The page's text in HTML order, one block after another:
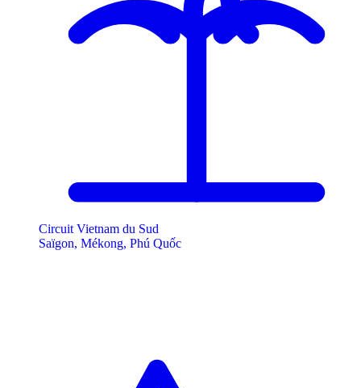
Circuit Vietnam du Sud
Saïgon, Mékong, Phú Quốc